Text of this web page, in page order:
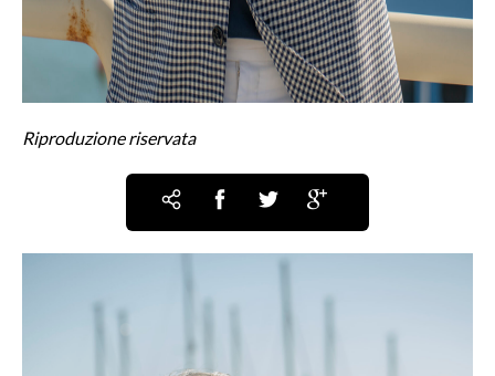
Riproduzione riservata